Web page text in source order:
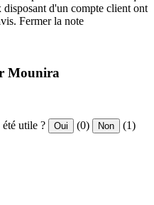
d'un compte client ont
Fermer la note
Mounira
utile ? Oui (0) Non (1)